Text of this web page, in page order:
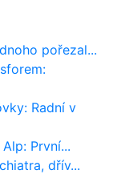
pořezal...
Radní v
První...
dřív...